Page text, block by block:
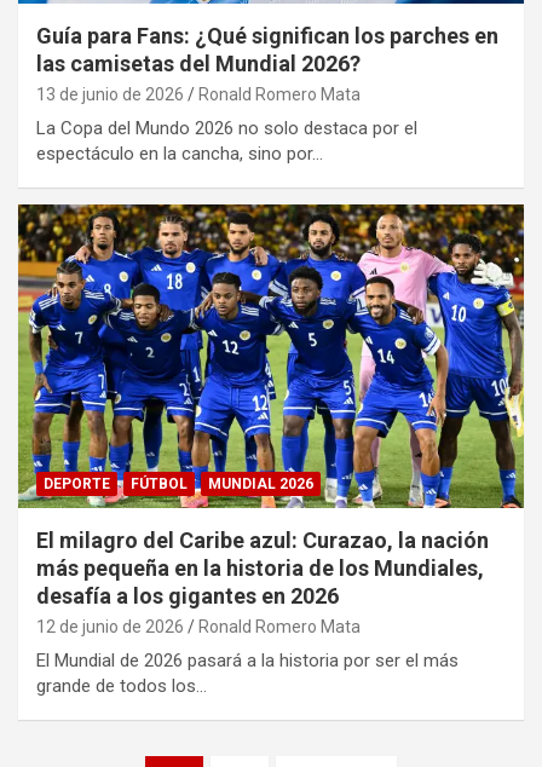
Guía para Fans: ¿Qué significan los parches en
las camisetas del Mundial 2026?
13 de junio de 2026 Ronald Romero Mata
La Copa del Mundo 2026 no solo destaca por el
espectáculo en la cancha, sino por…
DEPORTE FÚTBOL MUNDIAL 2026
El milagro del Caribe azul: Curazao, la nación
más pequeña en la historia de los Mundiales,
desafía a los gigantes en 2026
12 de junio de 2026 Ronald Romero Mata
El Mundial de 2026 pasará a la historia por ser el más
grande de todos los…